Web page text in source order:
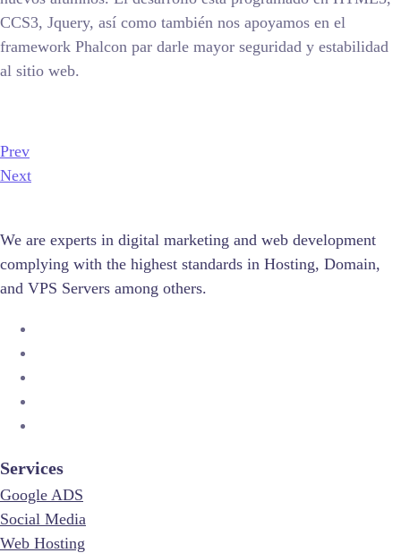
CCS3, Jquery, así como también nos apoyamos en el
framework Phalcon par darle mayor seguridad y estabilidad
al sitio web.
Prev
Next
We are experts in digital marketing and web development
complying with the highest standards in Hosting, Domain,
and VPS Servers among others.
Services
Google ADS
Social Media
Web Hosting